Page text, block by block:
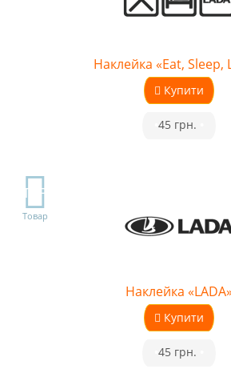
Наклейка «Eat, Sleep,
Купити
45 грн.
TOP
Товар
Наклейка «LADA»
Купити
45 грн.